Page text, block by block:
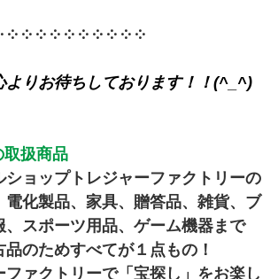
༶ ༶ ༶ ༶ ༶ ༶ ༶ ༶ ༶ ༶
よりお待ちしております！！(^_^)
取扱商品
ショップトレジャーファクトリーの
電化製品、家具、贈答品、雑貨、ブ
、スポーツ用品、ゲーム機器まで
のためすべてが１点もの！
ファクトリーで「宝探し」をお楽し